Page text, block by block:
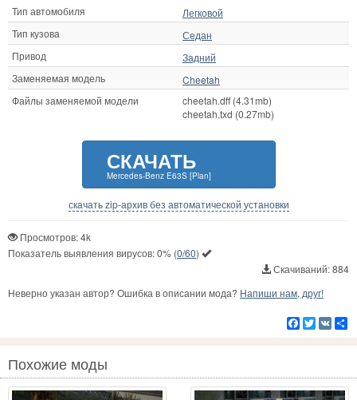
Тип автомобиля
Легковой
Тип кузова
Седан
Привод
Задний
Заменяемая модель
Cheetah
Файлы заменяемой модели
cheetah.dff (4.31mb)
cheetah.txd (0.27mb)
СКАЧАТЬ
Mercedes-Benz E63S [Plan]
скачать zip-архив без автоматической установки
Просмотров: 4k
Показатель выявления вирусов:0% (0/60)
Скачиваний: 884
Неверно указан автор? Ошибка в описании мода? Напиши нам, друг!
Facebook
Twitter
VK
Похожие моды